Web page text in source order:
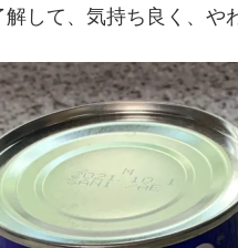
して、気持ち良く、や